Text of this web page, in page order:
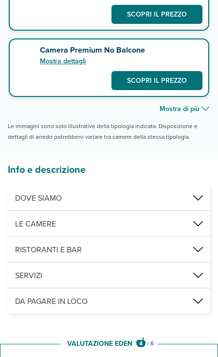
SCOPRI IL PREZZO
Camera Premium No Balcone
Mostra dettagli
SCOPRI IL PREZZO
Mostra di più
Le immagini sono solo illustrative della tipologia indicata. Disposizione e
dettagli di arredo potrebbero variare tra camere della stessa tipologia.
Info e descrizione
DOVE SIAMO
Pisa, in zona Barbaricina, circa 2,6 dal centro, 2,3 dalla Torre di
LE CAMERE
122 camere tra stadard, superior, premium, family suite, suite
RISTORANTI E BAR
1 ristorante affacciato sul giardino e 1 ristorante a bordo piscina.
SERVIZI
1 piscina esterna con lettini e ombrelloni a disposizione, ampia
DA PAGARE IN LOCO
VALUTAZIONE EDEN 4 /6